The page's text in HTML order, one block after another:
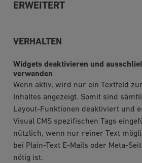
ERWEITERT
VERHALTEN
Widgets deaktivieren und
verwenden
Wenn aktiv, wird nur ein Textfeld
Inhaltes angezeigt. Somit sind
Layout-Funktionen deaktiviert und
Visual CMS spezifischen Tags
nützlich, wenn nur reiner Text
bei Plain-Text E-Mails oder Meta-
nötig ist.